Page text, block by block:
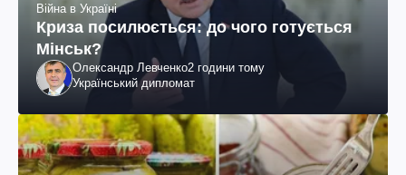
Війна в Україні
Криза посилюється: до чого готується
Мінськ?
Олександр Левченко2 години тому
Український дипломат